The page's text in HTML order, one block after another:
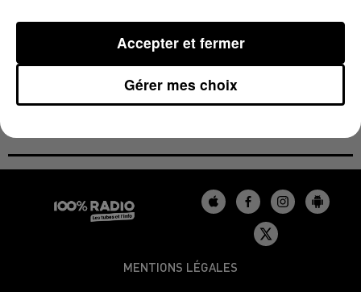
restauration rapide à partir de produits du terroir.
Plus d'informations surhttp://www.pyrenees-
MENTIONS LÉGALES
Gérer mes choix
Accepter et fermer